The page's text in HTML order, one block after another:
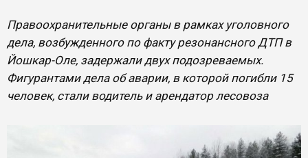
Правоохранительные органы в рамках уголовного
дела, возбужденного по факту резонансного ДТП в
Йошкар-Оле, задержали двух подозреваемых.
Фигурантами дела об аварии, в которой погибли 15
человек, стали водитель и арендатор лесовоза